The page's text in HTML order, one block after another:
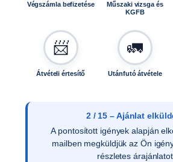
Végszámla befizetése
Műszaki vizsga és
KGFB
📨
Átvételi értesítő
🚛
Utánfutó átvétele
2 / 15 – Ajánlat
A pontosított igények alapján
mailben megküldjük az Ön
részletes